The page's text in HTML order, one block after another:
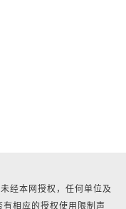
经本网授权，任何单位及
相应的授权使用限制声